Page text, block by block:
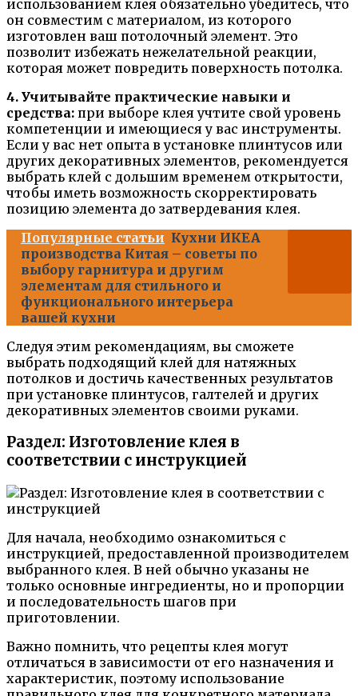
использованием клея обязательно убедитесь, что
он совместим с материалом, из которого
изготовлен ваш потолочный элемент. Это
позволит избежать нежелательной реакции,
которая может повредить поверхность потолка.
4. Учитывайте практические навыки и
средства: при выборе клея учтите свой уровень
компетенции и имеющиеся у вас инструменты.
Если у вас нет опыта в установке плинтусов или
других декоративных элементов, рекомендуется
выбрать клей с дольшим временем открытости,
чтобы иметь возможность скорректировать
позицию элемента до затвердевания клея.
Популярные статьи Кухни ИКЕА
производства Китая – советы по
выбору гарнитура и другим
элементам для стильного и
функционального интерьера
вашей кухни
Следуя этим рекомендациям, вы сможете
выбрать подходящий клей для натяжных
потолков и достичь качественных результатов
при установке плинтусов, галтелей и других
декоративных элементов своими руками.
Раздел: Изготовление клея в
соответствии с инструкцией
Для начала, необходимо ознакомиться с
инструкцией, предоставленной производителем
выбранного клея. В ней обычно указаны не
только основные ингредиенты, но и пропорции
и последовательность шагов при
приготовлении.
Важно помнить, что рецепты клея могут
отличаться в зависимости от его назначения и
характеристик, поэтому использование